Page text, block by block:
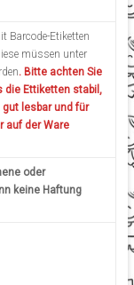
Barcode-Etiketten
müssen unter
. Bitte achten Sie
die Ettiketten stabil,
lesbar und für
auf der Ware
oder
keine Haftung